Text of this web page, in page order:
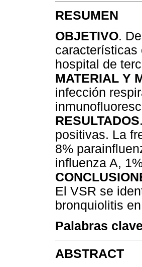
RESUMEN
OBJETIVO.
características
hospital de
MATERIAL Y
infección
RESULTADOS
positivas. La
8%
influenza A,
El VSR se
bronquiolitis
Palabras clave
ABSTRACT